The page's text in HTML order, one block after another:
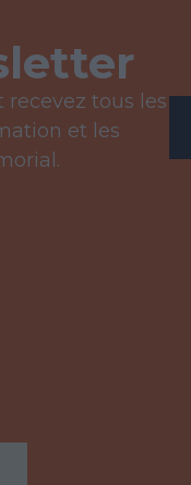
recevez tous les
et les